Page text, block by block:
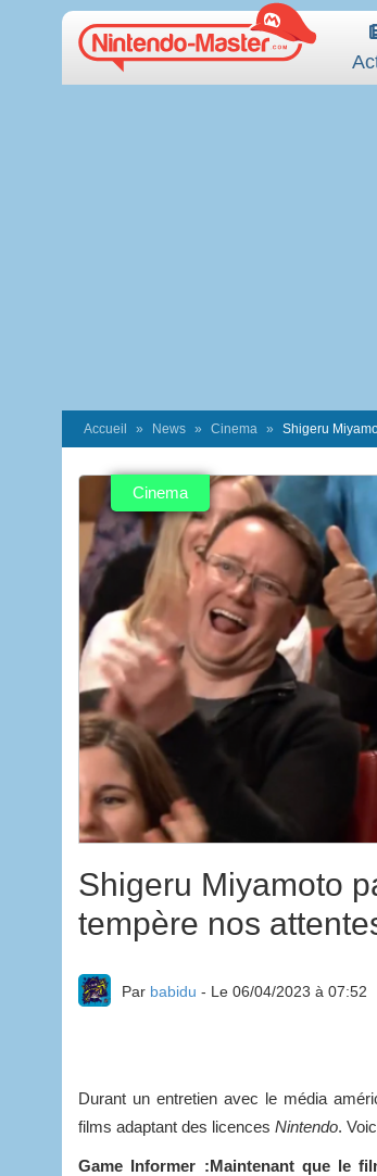
Accueil News Cinema Shigeru
Cinema
Shigeru Miyamoto
tempère nos
Par babidu - Le 06/04/2023 à 07:52
Durant un entretien avec le média
films adaptant des licences Nintendo.
Game Informer :Maintenant que le